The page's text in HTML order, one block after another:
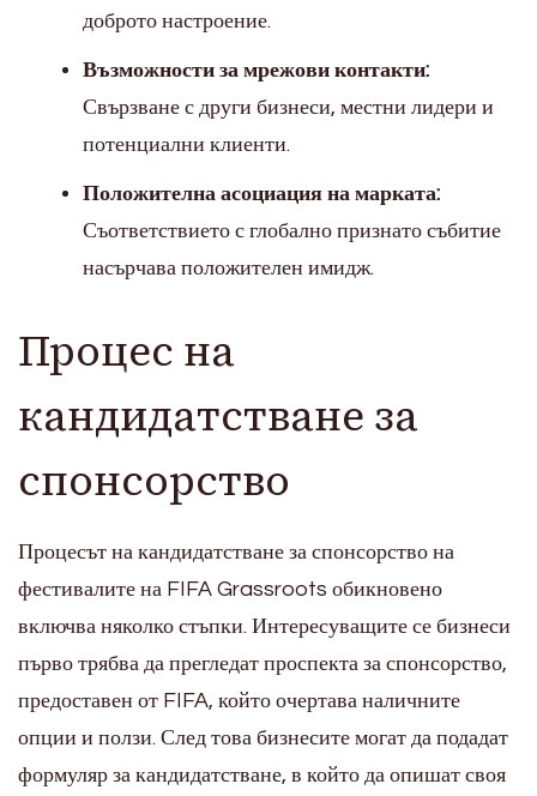
доброто настроение.
Възможности за мрежови контакти:
Свързване с други бизнеси, местни лидери и
потенциални клиенти.
Положителна асоциация на марката:
Съответствието с глобално признато събитие
насърчава положителен имидж.
Процес на
кандидатстване за
спонсорство
Процесът на кандидатстване за спонсорство на
фестивалите на FIFA Grassroots обикновено
включва няколко стъпки. Интересуващите се бизнеси
първо трябва да прегледат проспекта за спонсорство,
предоставен от FIFA, който очертава наличните
опции и ползи. След това бизнесите могат да подадат
формуляр за кандидатстване, в който да опишат своя